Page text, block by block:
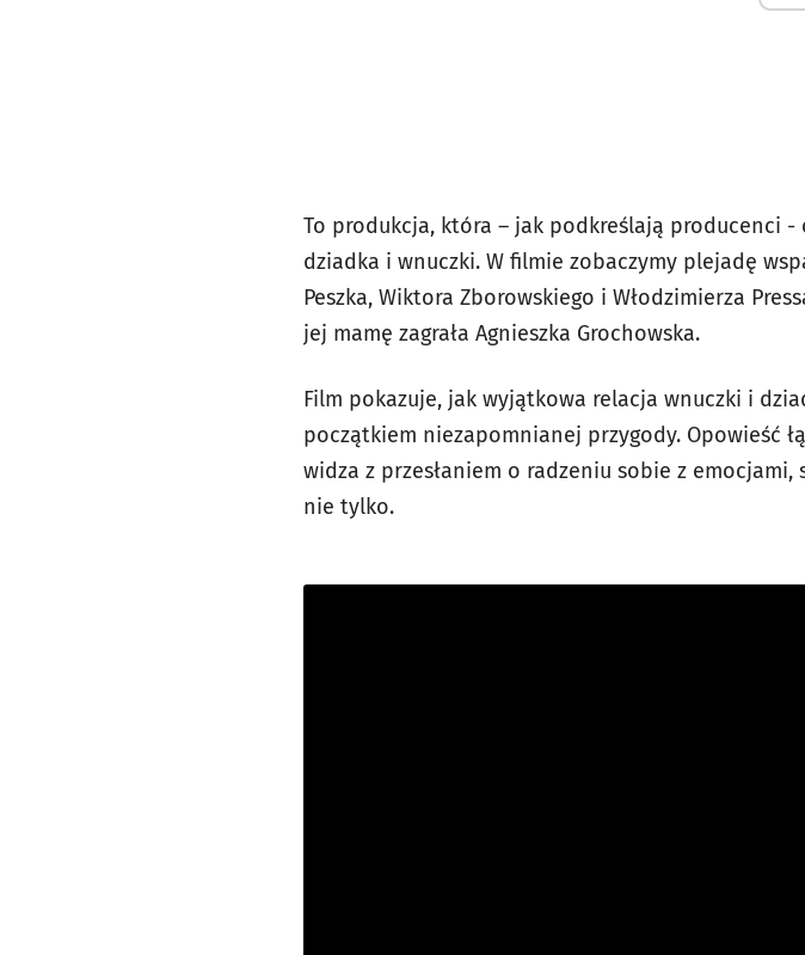
To produkcja, która – jak podkreślają producenci
dziadka i wnuczki. W filmie zobaczymy plejadę
Peszka, Wiktora Zborowskiego i Włodzimierza
jej mamę zagrała Agnieszka Grochowska.
Film pokazuje, jak wyjątkowa relacja wnuczki i
początkiem niezapomnianej przygody. Opowieść
widza z przesłaniem o radzeniu sobie z
nie tylko.